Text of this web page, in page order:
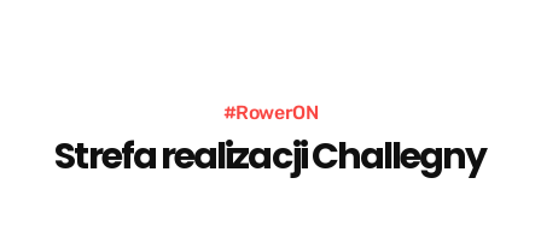
#RowerON
Strefa realizacji Challegny